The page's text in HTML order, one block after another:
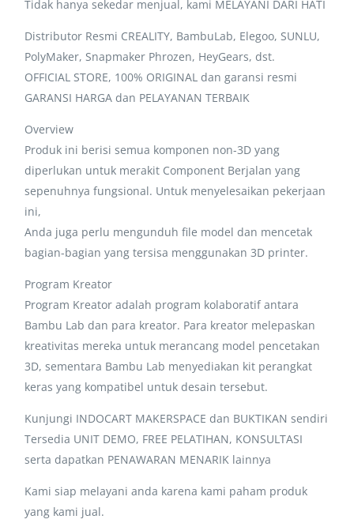
Tidak hanya sekedar menjual, kami MELAYANI DARI HATI
Distributor Resmi CREALITY, BambuLab, Elegoo, SUNLU,
PolyMaker, Snapmaker Phrozen, HeyGears, dst.
OFFICIAL STORE, 100% ORIGINAL dan garansi resmi
GARANSI HARGA dan PELAYANAN TERBAIK
Overview
Produk ini berisi semua komponen non-3D yang
diperlukan untuk merakit Component Berjalan yang
sepenuhnya fungsional. Untuk menyelesaikan pekerjaan
ini,
Anda juga perlu mengunduh file model dan mencetak
bagian-bagian yang tersisa menggunakan 3D printer.
Program Kreator
Program Kreator adalah program kolaboratif antara
Bambu Lab dan para kreator. Para kreator melepaskan
kreativitas mereka untuk merancang model pencetakan
3D, sementara Bambu Lab menyediakan kit perangkat
keras yang kompatibel untuk desain tersebut.
Kunjungi INDOCART MAKERSPACE dan BUKTIKAN sendiri
Tersedia UNIT DEMO, FREE PELATIHAN, KONSULTASI
serta dapatkan PENAWARAN MENARIK lainnya
Kami siap melayani anda karena kami paham produk
yang kami jual.